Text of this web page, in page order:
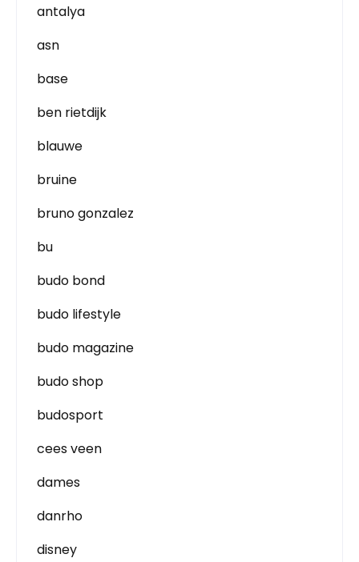
antalya
asn
base
ben rietdijk
blauwe
bruine
bruno gonzalez
bu
budo bond
budo lifestyle
budo magazine
budo shop
budosport
cees veen
dames
danrho
disney